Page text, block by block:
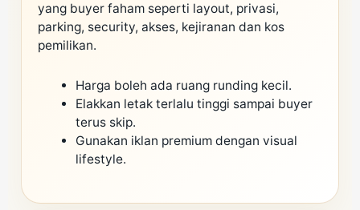
yang buyer faham seperti layout, privasi,
parking, security, akses, kejiranan dan kos
pemilikan.
Harga boleh ada ruang runding kecil.
Elakkan letak terlalu tinggi sampai buyer
terus skip.
Gunakan iklan premium dengan visual
lifestyle.